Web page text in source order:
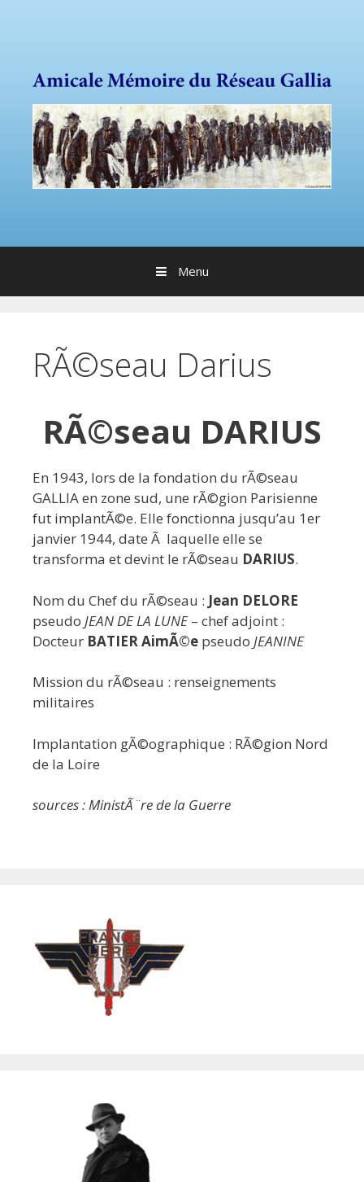
Menu
RÃ©seau Darius
RÃ©seau DARIUS
En 1943, lors de la fondation du rÃ©seau
GALLIA en zone sud, une rÃ©gion Parisienne
fut implantÃ©e. Elle fonctionna jusqu’au 1er
janvier 1944, date Ã laquelle elle se
transforma et devint le rÃ©seau DARIUS.
Nom du Chef du rÃ©seau : Jean DELORE
pseudo JEAN DE LA LUNE– chef adjoint :
Docteur BATIER AimÃ©e pseudo JEANINE
Mission du rÃ©seau : renseignements
militaires
Implantation gÃ©ographique : RÃ©gion Nord
de la Loire
sources : MinistÃ¨re de la Guerre